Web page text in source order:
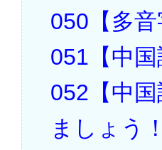
050【多音
051【中
052【中
ましょう！